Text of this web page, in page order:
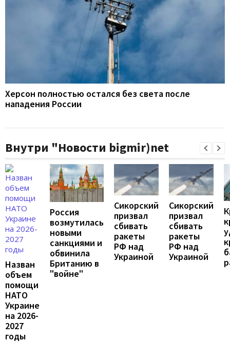
Херсон полностью остался без света после
нападения России
Внутри "Новости bigmir)net
Назван
объем
помощи
НАТО
Украине
на 2026-
2027
годы
Россия
возмутилась
новыми
санкциями и
обвинила
Британию в
"войне"
Сикорский
призвал
сбивать
ракеты
РФ над
Украиной
Сикорский
призвал
сбивать
ракеты
РФ над
Украиной